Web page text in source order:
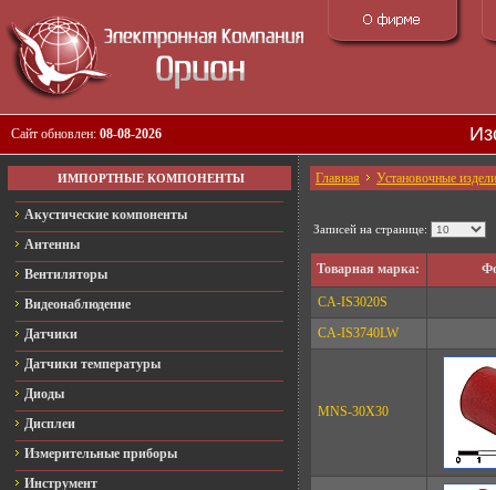
Сайт обновлен: 08-08-2026
ИМПОРТНЫЕ КОМПОНЕНТЫ
Акустические компоненты
Антенны
Вентиляторы
Видеонаблюдение
Датчики
Датчики температуры
Диоды
Дисплеи
Измерительные приборы
Инструмент
Главная Установочные
Записей на странице:
Товарная марка:
CA-IS3020S
CA-IS3740LW
MNS-30X30